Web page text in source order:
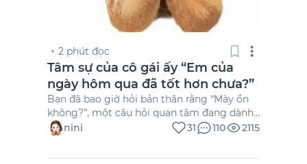
2 phút đọc
Tâm sự của cô gái ấy “Em của
ngày hôm qua đã tốt hơn chưa?”
Bạn đã bao giờ hỏi bản thân rằng “Mày ổn
không?”, một câu hỏi quan tâm đang dành
cho bản thân bạn.
nini 31 110 2115